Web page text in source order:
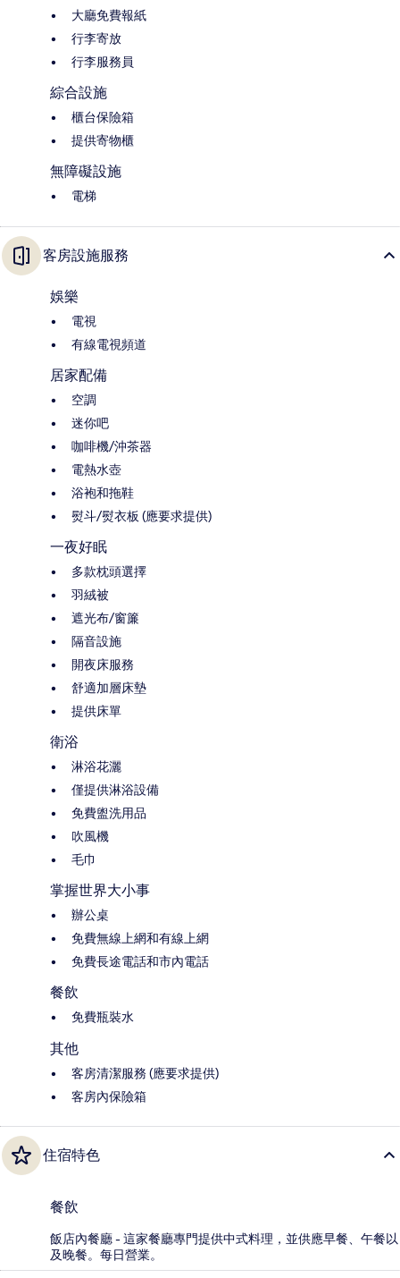
大廳免費報紙
行李寄放
行李服務員
綜合設施
櫃台保險箱
提供寄物櫃
無障礙設施
電梯
客房設施服務
娛樂
電視
有線電視頻道
居家配備
空調
迷你吧
咖啡機/沖茶器
電熱水壺
浴袍和拖鞋
熨斗/熨衣板 (應要求提供)
一夜好眠
多款枕頭選擇
羽絨被
遮光布/窗簾
隔音設施
開夜床服務
舒適加層床墊
提供床單
衛浴
淋浴花灑
僅提供淋浴設備
免費盥洗用品
吹風機
毛巾
掌握世界大小事
辦公桌
免費無線上網和有線上網
免費長途電話和市內電話
餐飲
免費瓶裝水
其他
客房清潔服務 (應要求提供)
客房內保險箱
住宿特色
餐飲
飯店內餐廳 - 這家餐廳專門提供中式料理，並供應早餐、午餐以
及晚餐。每日營業。